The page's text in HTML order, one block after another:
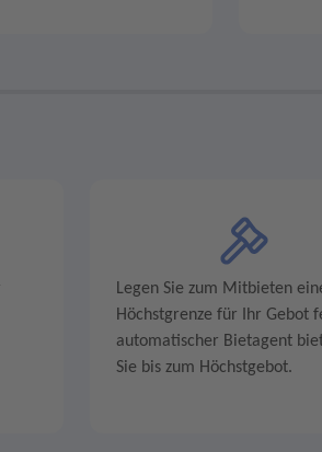
Legen Sie zum Mitbieten
Höchstgrenze für Ihr Gebot
automatischer Bietagent
Sie bis zum Höchstgebot.